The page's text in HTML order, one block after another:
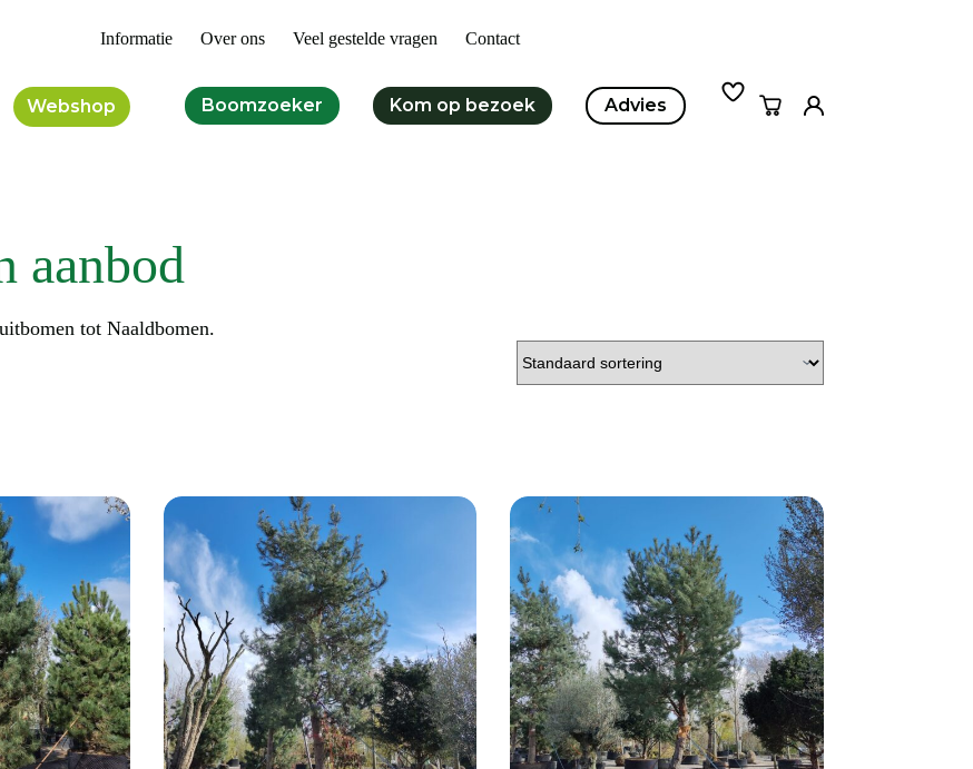
Informatie Over ons Veel gestelde vragen Contact
Webshop Boomzoeker Kom op bezoek Advies Winkelwagen
aanbod
tot Naaldbomen.